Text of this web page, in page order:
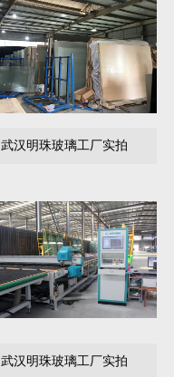
武汉明珠玻璃工厂实拍
武汉明珠玻璃工厂实拍